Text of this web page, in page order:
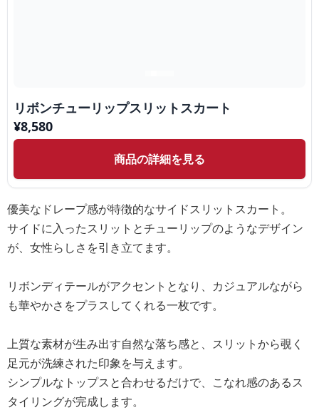
リボンチューリップスリットスカート
¥8,580
商品の詳細を見る
優美なドレープ感が特徴的なサイドスリットスカート。
サイドに入ったスリットとチューリップのようなデザイン
が、女性らしさを引き立てます。
リボンディテールがアクセントとなり、カジュアルながら
も華やかさをプラスしてくれる一枚です。
上質な素材が生み出す自然な落ち感と、スリットから覗く
足元が洗練された印象を与えます。
シンプルなトップスと合わせるだけで、こなれ感のあるス
タイリングが完成します。